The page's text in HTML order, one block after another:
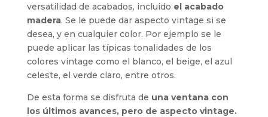
versatilidad de acabados, incluido el acabado
madera. Se le puede dar aspecto vintage si se
desea, y en cualquier color. Por ejemplo se le
puede aplicar las típicas tonalidades de los
colores vintage como el blanco, el beige, el azul
celeste, el verde claro, entre otros.
De esta forma se disfruta de una ventana con
los últimos avances, pero de aspecto vintage.